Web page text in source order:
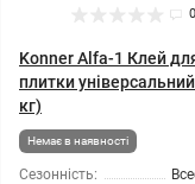
0
Konner Alfa-1 Клей
плитки
кг)
Немає в наявності
Сезонність: